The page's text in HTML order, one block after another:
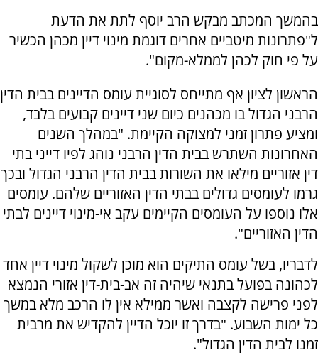
בהמשך המכתב מבקש הרב יוסף לתת את הדעת
ל"פתרונות מיטביים אחרים דוגמת מינוי דיין מכהן הכשיר
על פי חוק לכהן לממלא-מקום".
הראשון לציון אף מתייחס לסוגיית עומס הדיינים בבית הדין
הרבני הגדול בו מכהנים כיום שני דיינים קבועים בלבד,
ומציע פתרון זמני למצוקה הקיימת. "במהלך השנים
האחרונות השתרש בבית הדין הרבני נוהג לפיו דייני בתי
דין אזוריים מילאו את השורות בבית הדין הרבני הגדול ובכך
גרמו לעומסים גדולים בבתי הדין האזוריים שלהם. עומסים
אלו נוספו על העומסים הקיימים עקב אי-מינוי דיינים לבתי
הדין האזוריים".
לדבריו, בשל עומס התיקים הוא מוכן לשקול מינוי דיין אחד
לכהונה בפועל בתנאי שיהיה זה אב-בית-דין אזורי הנמצא
לפני פרישה לקצבה ואשר ממילא אין לו הרכב מלא במשך
כל ימות השבוע. "בדרך זו יוכל הדיין להקדיש את מרבית
זמנו לבית הדין הגדול".